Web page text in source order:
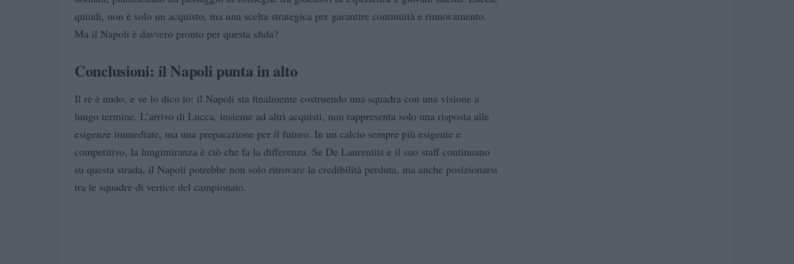
quindi, non è solo un acquisto, ma una scelta strategica per garantire continuità e rinnovamento.
Ma il Napoli è davvero pronto per questa sfida?
Conclusioni: il Napoli punta in alto
Il re è nudo, e ve lo dico io: il Napoli sta finalmente costruendo una squadra con una visione a
lungo termine. L’arrivo di Lucca, insieme ad altri acquisti, non rappresenta solo una risposta alle
esigenze immediate, ma una preparazione per il futuro. In un calcio sempre più esigente e
competitivo, la lungimiranza è ciò che fa la differenza. Se De Laurentiis e il suo staff continuano
su questa strada, il Napoli potrebbe non solo ritrovare la credibilità perduta, ma anche posizionarsi
tra le squadre di vertice del campionato.